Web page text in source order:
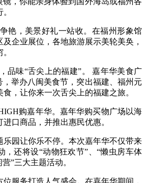
艳，美景好礼一站收。在福州形象馆
企业展位，各地旅游展示美轮美奂，
品味“舌尖上的福建”。 嘉年华美食广
，举办八闽美食节，突出福建、福州元
，让你来一次舌尖上的福建之旅。
购嘉年华。嘉年华购买物广场以海
口商品，并推出惠民优惠。
乐园让你乐不停。本次嘉年华不仅带来
，还将设“动物狂欢节”、“懒虫房车体
”三大主题活动。
服务打造人气盛会。在嘉年华期间，